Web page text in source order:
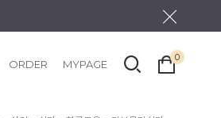
ORDER MYPAGE
0